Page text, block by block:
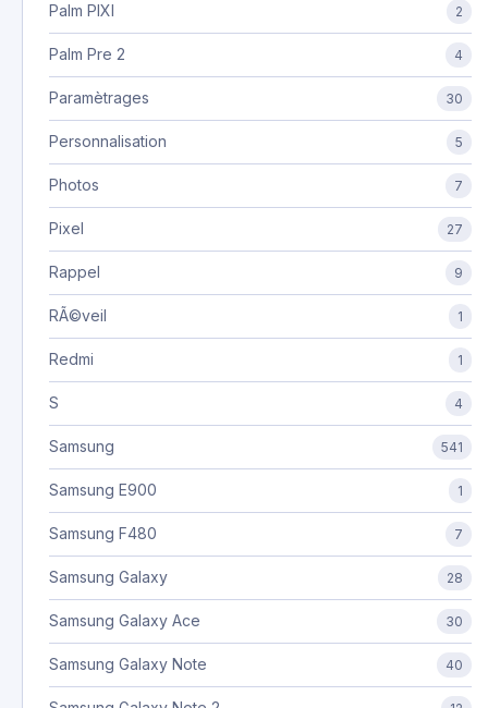
Palm PIXI 2
Palm Pre 2 4
Paramètrages 30
Personnalisation 5
Photos 7
Pixel 27
Rappel 9
RÃ©veil 1
Redmi 1
S 4
Samsung 541
Samsung E900 1
Samsung F480 7
Samsung Galaxy 28
Samsung Galaxy Ace 30
Samsung Galaxy Note 40